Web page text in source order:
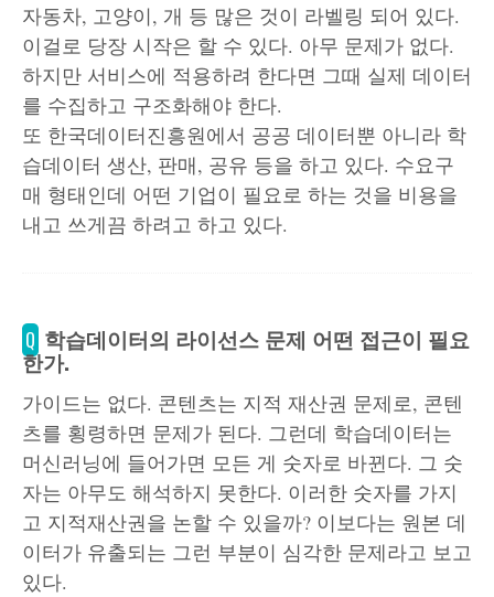
자동차, 고양이, 개 등 많은 것이 라벨링 되어 있다.
이걸로 당장 시작은 할 수 있다. 아무 문제가 없다.
하지만 서비스에 적용하려 한다면 그때 실제 데이터
를 수집하고 구조화해야 한다.
또 한국데이터진흥원에서 공공 데이터뿐 아니라 학
습데이터 생산, 판매, 공유 등을 하고 있다. 수요구
매 형태인데 어떤 기업이 필요로 하는 것을 비용을
내고 쓰게끔 하려고 하고 있다.
Q 학습데이터의 라이선스 문제 어떤 접근이 필요
한가.
가이드는 없다. 콘텐츠는 지적 재산권 문제로, 콘텐
츠를 횡령하면 문제가 된다. 그런데 학습데이터는
머신러닝에 들어가면 모든 게 숫자로 바뀐다. 그 숫
자는 아무도 해석하지 못한다. 이러한 숫자를 가지
고 지적재산권을 논할 수 있을까? 이보다는 원본 데
이터가 유출되는 그런 부분이 심각한 문제라고 보고
있다.